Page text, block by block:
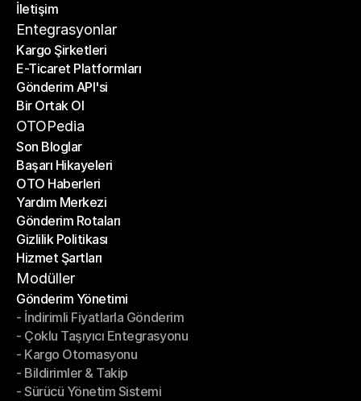
Fiyat Hesaplayıcı
İletişim
İletişim
Entegrasyonlar
Kargo Şirketleri
Kargo Şirketleri
E-Ticaret Platformları
E-Ticaret Platformları
Gönderim API'si
Gönderim API'si
Bir Ortak Ol
Bir Ortak Ol
OTOPedia
Son Bloglar
Son Bloglar
Başarı Hikayeleri
Başarı Hikayeleri
OTO Haberleri
OTO Haberleri
Yardım Merkezi
Yardım Merkezi
Gönderim Rotaları
Gönderim Rotaları
Gizlilik Politikası
Gizlilik Politikası
Hizmet Şartları
Hizmet Şartları
Modüller
Gönderim Yönetimi
Gönderim Yönetimi
- İndirimli Fiyatlarla Gönderim
- İndirimli Fiyatlarla Gönderim
- Çoklu Taşıyıcı Entegrasyonu
- Çoklu Taşıyıcı Entegrasyonu
- Kargo Otomasyonu
- Kargo Otomasyonu
- Bildirimler & Takip
- Bildirimler & Takip
- Sürücü Yönetim Sistemi